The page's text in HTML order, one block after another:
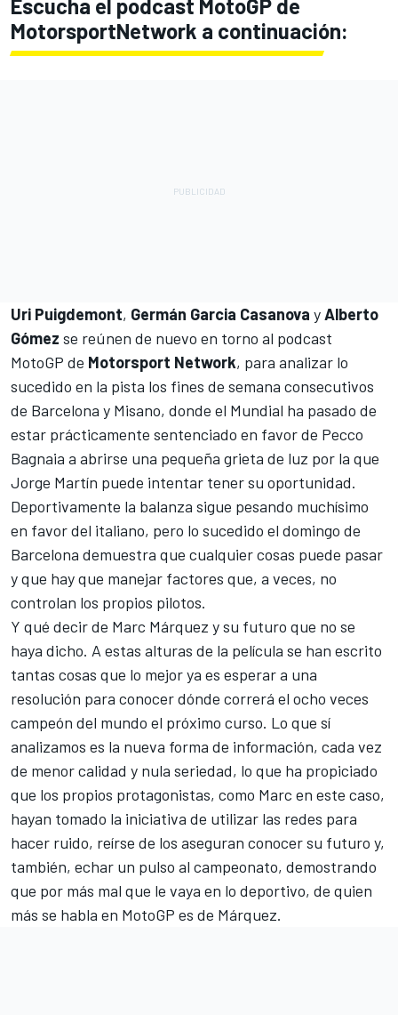
Escucha el podcast MotoGP de
MotorsportNetwork a continuación:
Uri Puigdemont, Germán Garcia Casanova yAlberto
Gómez se reúnen de nuevo en torno al podcast
MotoGP de Motorsport Network, para analizar lo
sucedido en la pista los fines de semana consecutivos
de Barcelona y Misano, donde el Mundial ha pasado de
estar prácticamente sentenciado en favor de Pecco
Bagnaia a abrirse una pequeña grieta de luz por la que
Jorge Martín puede intentar tener su oportunidad.
Deportivamente la balanza sigue pesando muchísimo
en favor del italiano, pero lo sucedido el domingo de
Barcelona demuestra que cualquier cosas puede pasar
y que hay que manejar factores que, a veces, no
controlan los propios pilotos.
Y qué decir de Marc Márquez y su futuro que no se
haya dicho. A estas alturas de la película se han escrito
tantas cosas que lo mejor ya es esperar a una
resolución para conocer dónde correrá el ocho veces
campeón del mundo el próximo curso. Lo que sí
analizamos es la nueva forma de información, cada vez
de menor calidad y nula seriedad, lo que ha propiciado
que los propios protagonistas, como Marc en este caso,
hayan tomado la iniciativa de utilizar las redes para
hacer ruido, reírse de los aseguran conocer su futuro y,
también, echar un pulso al campeonato, demostrando
que por más mal que le vaya en lo deportivo, de quien
más se habla en MotoGP es de Márquez.